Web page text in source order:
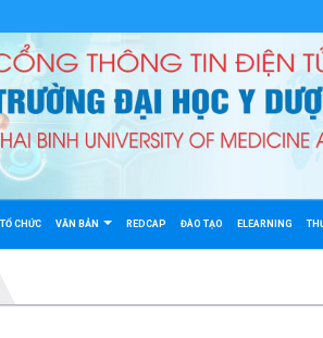
CHỨC VĂN BẢN REDCAP ĐÀO TẠO ELEARNING